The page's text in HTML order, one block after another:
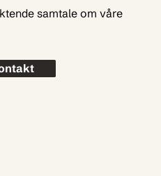
samtale om våre